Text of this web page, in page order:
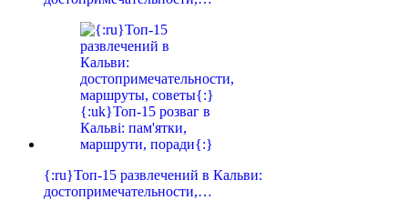
{:ru}Топ-15 развлечений в Кальви:
достопримечательности,…